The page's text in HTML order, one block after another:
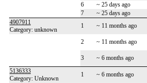
6
~ 25 days ago
7
~ 25 days ago
4907911
Category: unknown
1 ~ 11 months ago
2 ~ 11 months ago
3 ~ 6 months ago
5136333
Category: Unknown
1 ~ 6 months ago